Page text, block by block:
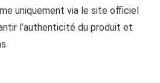
uniquement via le site officiel
l’authenticité du produit et